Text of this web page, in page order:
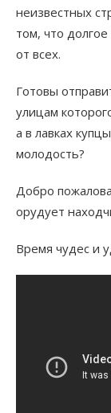
неизвестных
том, что
от всех.
Готовы
улицам
а в лавках
молодость?
Добро
орудует
Время чудес и